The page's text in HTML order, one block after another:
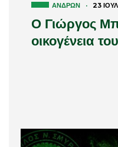
ΑΝΔΡΏΝ · 23
Ο Γιώργος
οικογένεια